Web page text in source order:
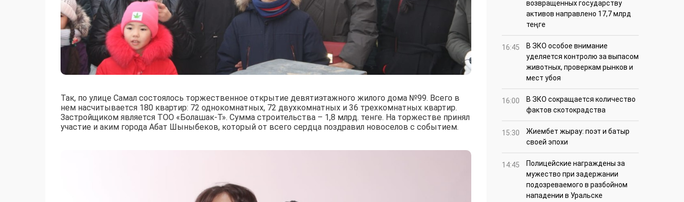
Так, по улице Самал состоялось торжественное открытие девятиэтажного жилого дома №99. Всего в
нем насчитывается 180 квартир: 72 однокомнатных, 72 двухкомнатных и 36 трехкомнатных квартир.
Застройщиком является ТОО «Болашак-Т». Сумма строительства – 1,8 млрд. тенге. На торжестве принял
участие и аким города Абат Шыныбеков, который от всего сердца поздравил новоселов с событием.
возвращенных государству
активов направлено 17,7 млрд
теңге
16:45
В ЗКО особое внимание
уделяется контролю за выпасом
животных, проверкам рынков и
мест убоя
16:00
В ЗКО сокращается количество
фактов скотокрадства
15:30
Жиембет жырау: поэт и батыр
своей эпохи
14:45
Полицейские награждены за
мужество при задержании
подозреваемого в разбойном
нападении в Уральске